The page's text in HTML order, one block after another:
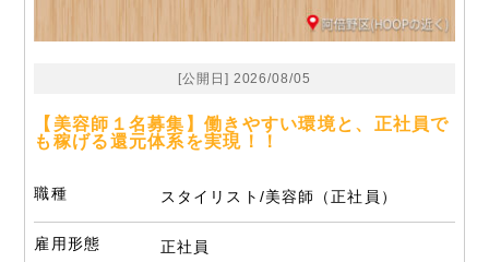
[公開日] 2026/08/05
【美容師１名募集】働きやすい環境と、正社員で
も稼げる還元体系を実現！！
職種 スタイリスト/美容師（正社員）
雇用形態 正社員